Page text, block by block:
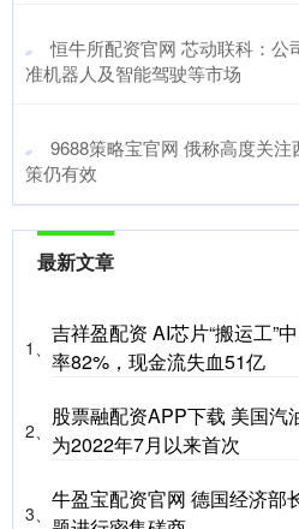
恒牛所配资官网 芯动联科：
准机器人及智能驾驶等市场
​9688策略宝官网 俄称高度关
策仍有效
最新文章
1、
吉祥盈配资 AI芯片“搬运工”
率82%，现金流失血51亿
2、
股票融配资APP下载 美国汽
为2022年7月以来首次
3、
牛盈宝配资官网 德国经济部